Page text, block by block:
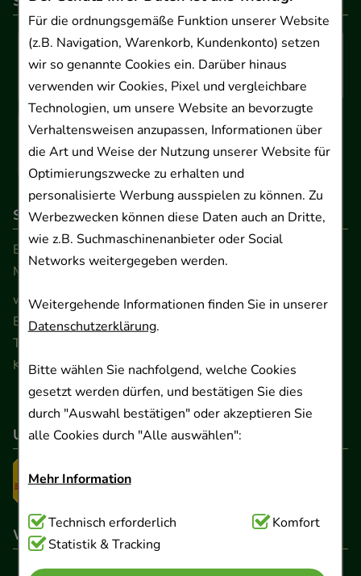
Für die ordnungsgemäße Funktion unserer Website
(z.B. Navigation, Warenkorb, Kundenkonto) setzen
wir so genannte Cookies ein. Darüber hinaus
verwenden wir Cookies, Pixel und vergleichbare
Technologien, um unsere Website an bevorzugte
Verhaltensweisen anzupassen, Informationen über
die Art und Weise der Nutzung unserer Website für
Optimierungszwecke zu erhalten und
personalisierte Werbung ausspielen zu können. Zu
Werbezwecken können diese Daten auch an Dritte,
wie z.B. Suchmaschinenanbieter oder Social
Networks weitergegeben werden.
Weitergehende Informationen finden Sie in unserer
Datenschutzerklärung.
Bitte wählen Sie nachfolgend, welche Cookies
gesetzt werden dürfen, und bestätigen Sie dies
durch "Auswahl bestätigen" oder akzeptieren Sie
alle Cookies durch "Alle auswählen":
Mehr Information
Technisch Notwendig:Hierbei handelt es sich um
Cookies, die für die Grundfunktionen unserer
Website notwendig sind (z.B. Navigation,
Technisch erforderlich
Komfort
Statistik & Tracking
So erreichen Sie uns
Beratung und Kundenservice:
Montag - Freitag von 9.00 bis 17.00 Uhr
www.ApoSalis.de· E-Mail:info@ApoSalis.de
Ernst-August-Platz 2 · 30159 Hannover
Telefon 0511 89 71 80 0 · Fax 0511 89 71 80 11
Kontaktformular
Unser Versanddienstleister
Wir sind hier gelistet